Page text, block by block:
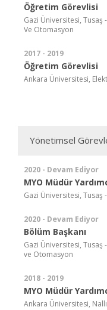
Öğretim Görevlisi
Gazi Üniversitesi, Tusaş
Ve Otomasyon
2017 - 2019
Öğretim Görevlisi
Ankara Üniversitesi,
Yönetimsel
2020 - Devam Ediyor
MYO Müdür
Gazi Üniversitesi, Tusaş
2020 - Devam Ediyor
Bölüm Başkanı
Gazi Üniversitesi, Tusaş
ve Otomasyon
2018 - 2019
MYO Müdür
Ankara Üniversitesi,